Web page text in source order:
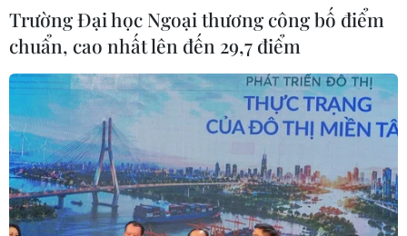
Trường Đại học Ngoại thương công bố điểm
chuẩn, cao nhất lên đến 29,7 điểm